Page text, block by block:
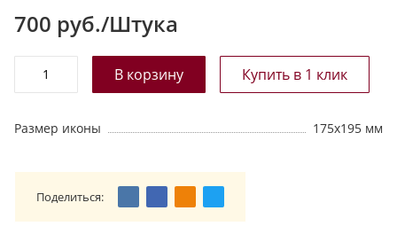
700 руб./Штука
Размер иконы 175х195 мм
Поделиться: